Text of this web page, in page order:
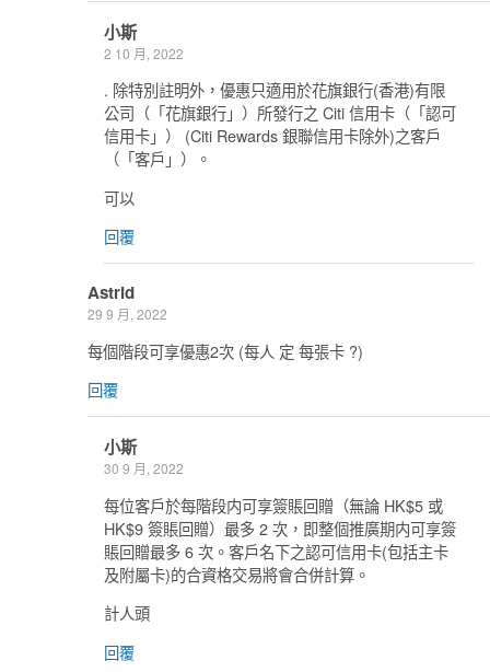
小斯
2 10 月, 2022
. 除特別註明外，優惠只適用於花旗銀行(香港)有限
公司（「花旗銀行」）所發行之 Citi 信用卡（「認可
信用卡」） (Citi Rewards 銀聯信用卡除外)之客戶
（「客戶」）。
可以
回覆
Astrid
29 9 月, 2022
每個階段可享優惠2次 (每人 定 每張卡 ?)
回覆
小斯
30 9 月, 2022
每位客戶於每階段内可享簽賬回贈（無論 HK$5 或
HK$9 簽賬回贈）最多 2 次，即整個推廣期内可享簽
賬回贈最多 6 次。客戶名下之認可信用卡(包括主卡
及附屬卡)的合資格交易將會合併計算。
計人頭
回覆